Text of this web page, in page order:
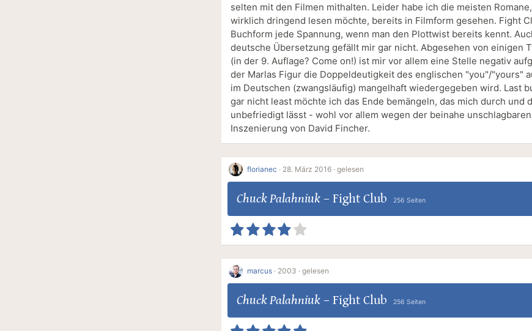
selten mit den Filmen mithalten. Leider habe ich die meisten
wirklich dringend lesen möchte, bereits in Filmform gesehen. Fight
Buchform jede Spannung, wenn man den Plottwist bereits kennt.
deutsche Übersetzung gefällt mir gar nicht. Abgesehen von einigen
(in der 9. Auflage? Come on!) ist mir vor allem eine Stelle negativ
der Marlas Figur die Doppeldeutigkeit des englischen "you"/"yours"
im Deutschen (zwangsläufig) mangelhaft wiedergegeben wird. Last
gar nicht least möchte ich das Ende bemängeln, das mich durch und
unbefriedigt lässt - wohl vor allem wegen der beinahe
Inszenierung von David Fincher.
florianec · 28. März 2016 · gelesen
Chuck Palahniuk– Fight Club 256 Seiten
marcus · 2003 · gelesen
Chuck Palahniuk– Fight Club 256 Seiten